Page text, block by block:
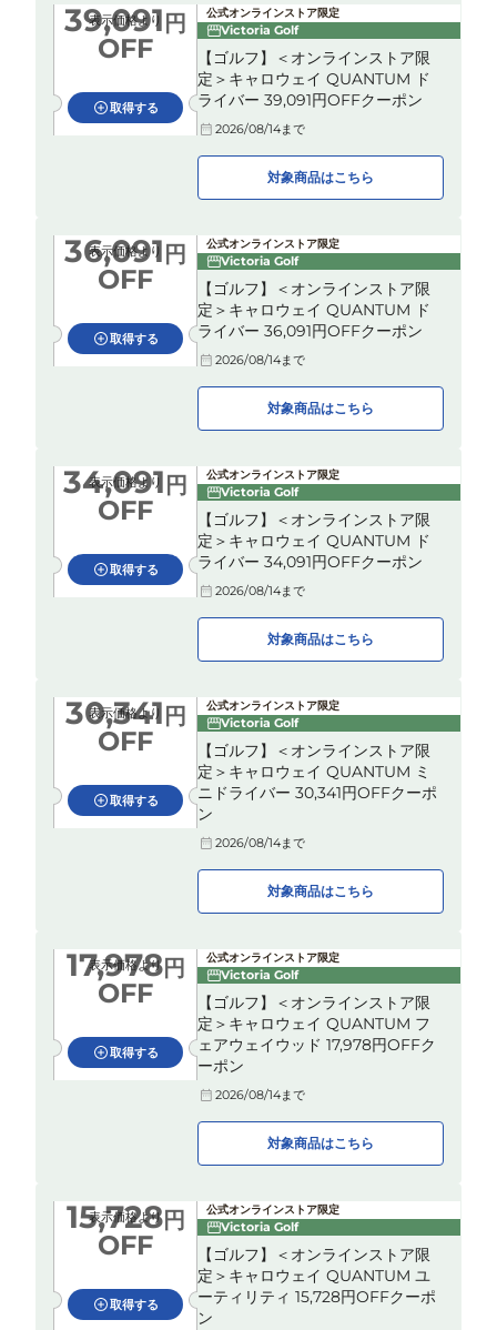
表示価格より
39,091 円
OFF
取得する
公式オンラインストア限定
Victoria Golf
【ゴルフ】＜オンラインストア限
定＞キャロウェイ QUANTUM ド
ライバー 39,091円OFFクーポン
2026/08/14まで
対象商品はこちら
表示価格より
36,091 円
OFF
取得する
公式オンラインストア限定
Victoria Golf
【ゴルフ】＜オンラインストア限
定＞キャロウェイ QUANTUM ド
ライバー 36,091円OFFクーポン
2026/08/14まで
対象商品はこちら
表示価格より
34,091 円
OFF
取得する
公式オンラインストア限定
Victoria Golf
【ゴルフ】＜オンラインストア限
定＞キャロウェイ QUANTUM ド
ライバー 34,091円OFFクーポン
2026/08/14まで
対象商品はこちら
表示価格より
30,341 円
OFF
取得する
公式オンラインストア限定
Victoria Golf
【ゴルフ】＜オンラインストア限
定＞キャロウェイ QUANTUM ミ
ニドライバー 30,341円OFFクーポ
ン
2026/08/14まで
対象商品はこちら
表示価格より
17,978円
OFF
取得する
公式オンラインストア限定
Victoria Golf
【ゴルフ】＜オンラインストア限
定＞キャロウェイ QUANTUM フ
ェアウェイウッド 17,978円OFFク
ーポン
2026/08/14まで
対象商品はこちら
表示価格より
15,728円
OFF
取得する
公式オンラインストア限定
Victoria Golf
【ゴルフ】＜オンラインストア限
定＞キャロウェイ QUANTUM ユ
ーティリティ 15,728円OFFクーポ
ン